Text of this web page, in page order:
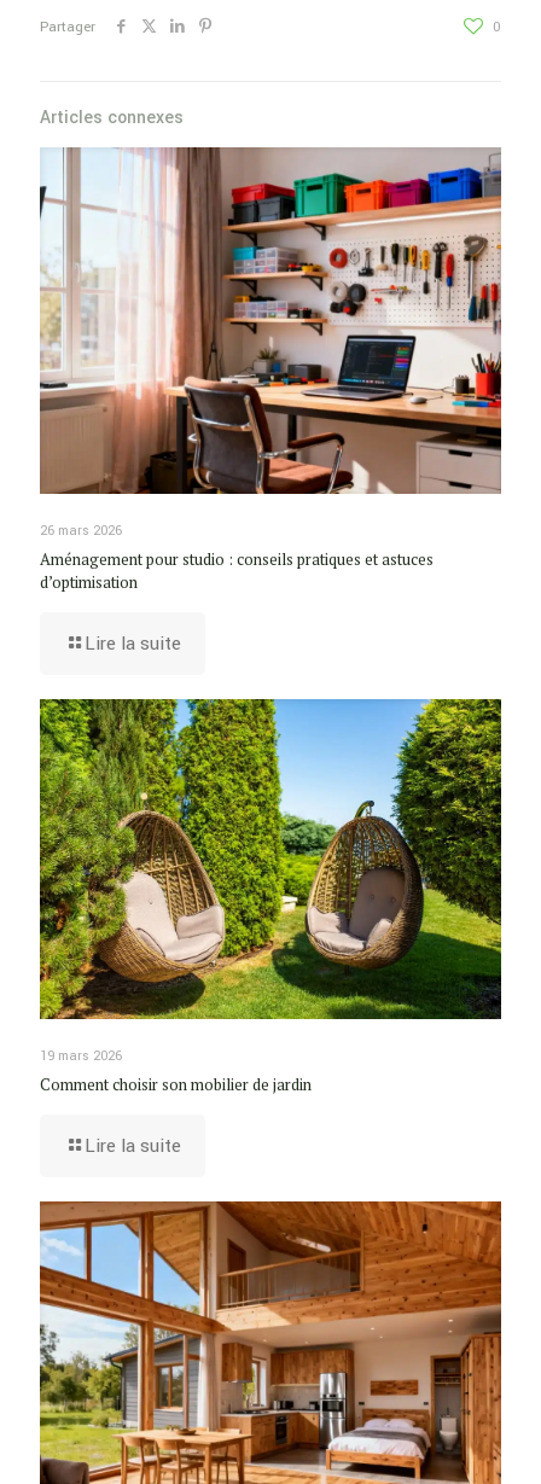
Partager 0
Articles connexes
26 mars 2026
Aménagement pour studio : conseils pratiques et astuces
d’optimisation
Lire la suite
19 mars 2026
Comment choisir son mobilier de jardin
Lire la suite